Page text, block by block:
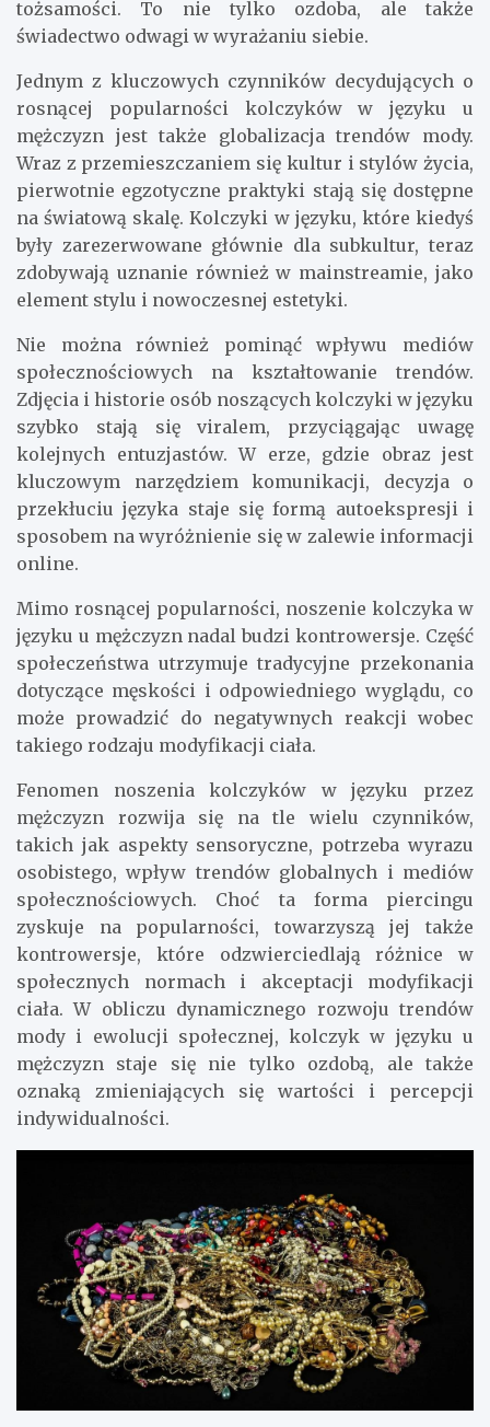
tożsamości. To nie tylko ozdoba, ale także
świadectwo odwagi w wyrażaniu siebie.
Jednym z kluczowych czynników decydujących o
rosnącej popularności kolczyków w języku u
mężczyzn jest także globalizacja trendów mody.
Wraz z przemieszczaniem się kultur i stylów życia,
pierwotnie egzotyczne praktyki stają się dostępne
na światową skalę. Kolczyki w języku, które kiedyś
były zarezerwowane głównie dla subkultur, teraz
zdobywają uznanie również w mainstreamie, jako
element stylu i nowoczesnej estetyki.
Nie można również pominąć wpływu mediów
społecznościowych na kształtowanie trendów.
Zdjęcia i historie osób noszących kolczyki w języku
szybko stają się viralem, przyciągając uwagę
kolejnych entuzjastów. W erze, gdzie obraz jest
kluczowym narzędziem komunikacji, decyzja o
przekłuciu języka staje się formą autoekspresji i
sposobem na wyróżnienie się w zalewie informacji
online.
Mimo rosnącej popularności, noszenie kolczyka w
języku u mężczyzn nadal budzi kontrowersje. Część
społeczeństwa utrzymuje tradycyjne przekonania
dotyczące męskości i odpowiedniego wyglądu, co
może prowadzić do negatywnych reakcji wobec
takiego rodzaju modyfikacji ciała.
Fenomen noszenia kolczyków w języku przez
mężczyzn rozwija się na tle wielu czynników,
takich jak aspekty sensoryczne, potrzeba wyrazu
osobistego, wpływ trendów globalnych i mediów
społecznościowych. Choć ta forma piercingu
zyskuje na popularności, towarzyszą jej także
kontrowersje, które odzwierciedlają różnice w
społecznych normach i akceptacji modyfikacji
ciała. W obliczu dynamicznego rozwoju trendów
mody i ewolucji społecznej, kolczyk w języku u
mężczyzn staje się nie tylko ozdobą, ale także
oznaką zmieniających się wartości i percepcji
indywidualności.